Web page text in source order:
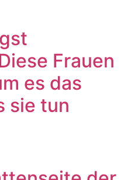
Frauen
es das
sie tun